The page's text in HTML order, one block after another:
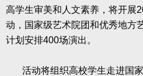
高学生审美和人文素养，将开展
动，国家级艺术院团和优秀地方
计划安排400场演出。
活动将组织高校学生走进国